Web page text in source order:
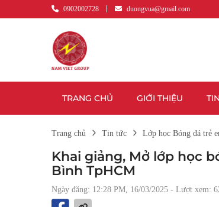
0902002728 duongvua@gmail.com
TRANG CHỦ GIỚI THIỆU
Trang chủ Tin tức Lớp học Bóng đá trẻ
Khai giảng, Mở lớp học
Bình TpHCM
Ngày đăng: 12:28 PM, 16/03/2025 - Lượt xem: